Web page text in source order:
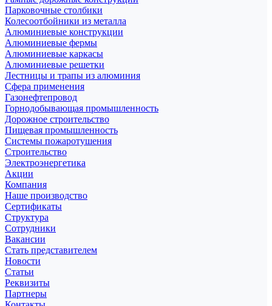
Парковочные столбики
Колесоотбойники из металла
Алюминиевые конструкции
Алюминиевые фермы
Алюминиевые каркасы
Алюминиевые решетки
Лестницы и трапы из алюминия
Сфера применения
Газонефтепровод
Горнодобывающая промышленность
Дорожное строительство
Пищевая промышленность
Системы пожаротушения
Строительство
Электроэнергетика
Акции
Компания
Наше производство
Сертификаты
Структура
Сотрудники
Вакансии
Стать представителем
Новости
Статьи
Реквизиты
Партнеры